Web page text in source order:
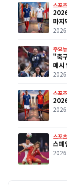
스포
마지
주요
"축
메시
스포
스포
스페